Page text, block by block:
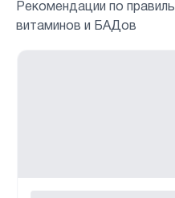
Рекомендации по
витаминов и БАДов